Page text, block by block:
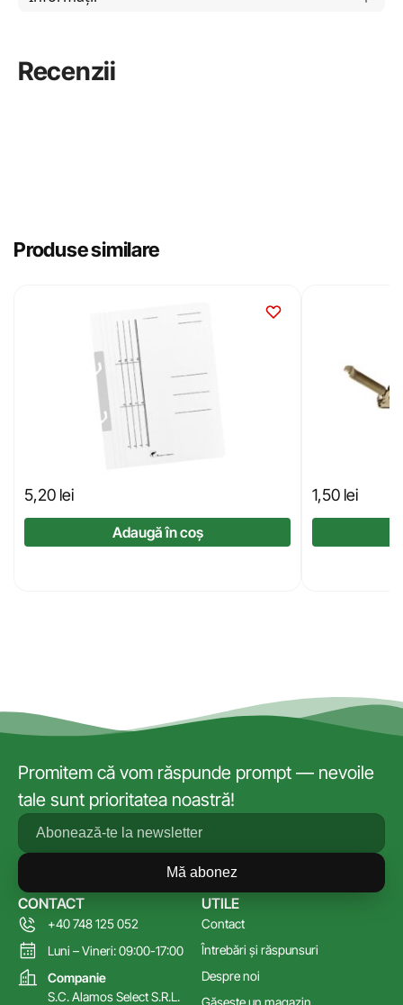
Recenzii
Produse similare
5,20 lei
Adaugă în coș
1,50 lei
Promitem că vom răspunde prompt — nevoile
tale sunt prioritatea noastră!
Mă abonez
UTILE
Contact
Întrebări și răspunsuri
Despre noi
Găsește un magazin
CONTACT
+40 748 125 052
Luni – Vineri: 09:00-17:00
Companie
S.C. Alamos Select S.R.L.